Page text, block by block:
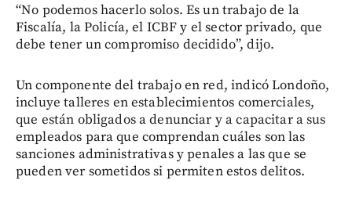
“No podemos hacerlo solos. Es un trabajo de la
Fiscalía, la Policía, el ICBF y el sector privado, que
debe tener un compromiso decidido”, dijo.
Un componente del trabajo en red, indicó Londoño,
incluye talleres en establecimientos comerciales,
que están obligados a denunciar y a capacitar a sus
empleados para que comprendan cuáles son las
sanciones administrativas y penales a las que se
pueden ver sometidos si permiten estos delitos.